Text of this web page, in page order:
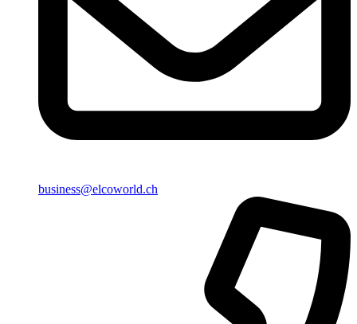
business@elcoworld.ch